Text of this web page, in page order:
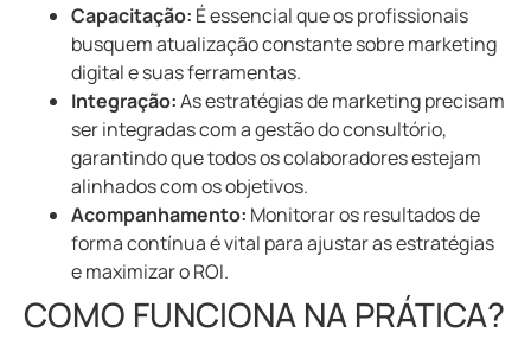
Capacitação: É essencial que os profissionais
busquem atualização constante sobre marketing
digital e suas ferramentas.
Integração:As estratégias de marketing precisam
ser integradas com a gestão do consultório,
garantindo que todos os colaboradores estejam
alinhados com os objetivos.
Acompanhamento: Monitorar os resultados de
forma contínua é vital para ajustar as estratégias
e maximizar o ROI.
COMO FUNCIONA NA PRÁTICA?